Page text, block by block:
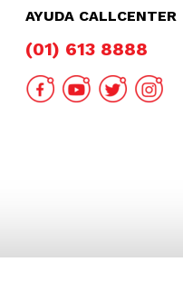
AYUDA CALLCENTER
(01) 613 8888